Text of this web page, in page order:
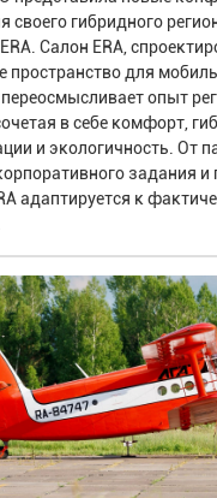
своего гибридного
Салон ERA,
пространство для
опыт
в себе комфорт,
и экологичность. От
задания и
адаптируется к